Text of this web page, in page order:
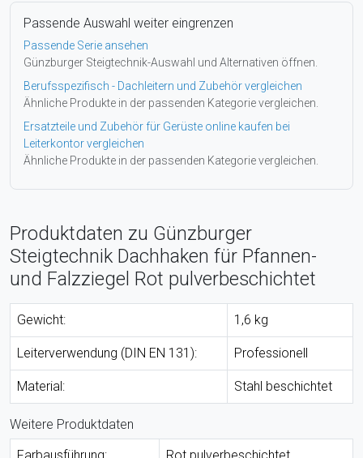
Passende Auswahl weiter eingrenzen
Passende Serie ansehen
Günzburger Steigtechnik-Auswahl und Alternativen öffnen.
Berufsspezifisch - Dachleitern und Zubehör vergleichen
Ähnliche Produkte in der passenden Kategorie vergleichen.
Ersatzteile und Zubehör für Gerüste online kaufen bei
Leiterkontor vergleichen
Ähnliche Produkte in der passenden Kategorie vergleichen.
Produktdaten zu Günzburger
Steigtechnik Dachhaken für Pfannen-
und Falzziegel Rot pulverbeschichtet
Gewicht: 1,6 kg
Leiterverwendung (DIN EN 131): Professionell
Material: Stahl beschichtet
Weitere Produktdaten